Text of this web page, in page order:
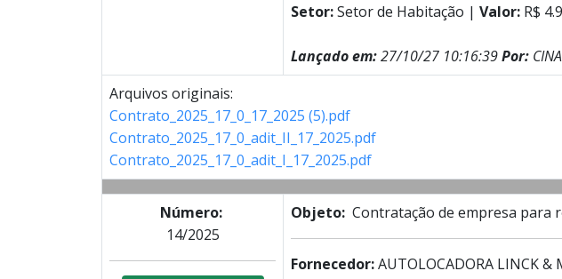
Setor:Setor de Habitação | Valor: R$
Lançado em:27/10/27 10:16:39Por:
Arquivos originais:
Contrato_2025_17_0_17_2025 (5).pdf
Contrato_2025_17_0_adit_II_17_2025.pdf
Contrato_2025_17_0_adit_I_17_2025.pdf
Número:
14/2025
Objeto: Contratação de empresa para
Fornecedor:AUTOLOCADORA LINCK &